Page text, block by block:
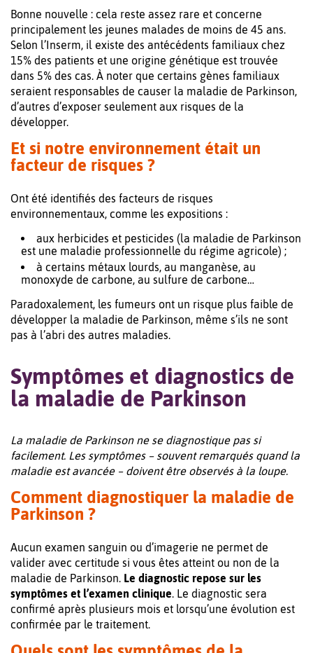
Bonne nouvelle : cela reste assez rare et concerne
principalement les jeunes malades de moins de 45 ans.
Selon l’Inserm, il existe des antécédents familiaux chez
15% des patients et une origine génétique est trouvée
dans 5% des cas. À noter que certains gènes familiaux
seraient responsables de causer la maladie de Parkinson,
d’autres d’exposer seulement aux risques de la
développer.
Et si notre environnement était un
facteur de risques ?
Ont été identifiés des facteurs de risques
environnementaux, comme les expositions :
aux herbicides et pesticides (la maladie de Parkinson
est une maladie professionnelle du régime agricole) ;
à certains métaux lourds, au manganèse, au
monoxyde de carbone, au sulfure de carbone…
Paradoxalement, les fumeurs ont un risque plus faible de
développer la maladie de Parkinson, même s’ils ne sont
pas à l’abri des autres maladies.
Symptômes et diagnostics de
la maladie de Parkinson
La maladie de Parkinson ne se diagnostique pas si
facilement. Les symptômes – souvent remarqués quand la
maladie est avancée – doivent être observés à la loupe.
Comment diagnostiquer la maladie de
Parkinson ?
Aucun examen sanguin ou d’imagerie ne permet de
valider avec certitude si vous êtes atteint ou non de la
maladie de Parkinson. Le diagnostic repose sur les
symptômes et l’examen clinique. Le diagnostic sera
confirmé après plusieurs mois et lorsqu’une évolution est
confirmée par le traitement.